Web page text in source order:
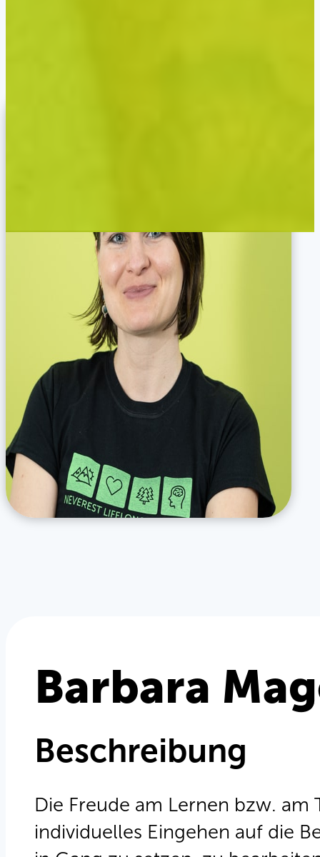
Barbara
Beschreibung
Die Freude am Lernen bzw.
individuelles Eingehen auf die